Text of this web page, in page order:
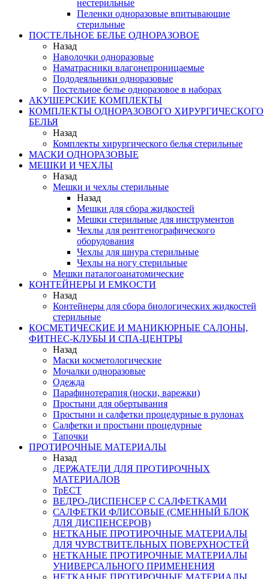
нестерильные
Пеленки одноразовые впитывающие
стерильные
ПОСТЕЛЬНОЕ БЕЛЬЕ ОДНОРАЗОВОЕ
Назад
Наволочки одноразовые
Наматрасники влагонепроницаемые
Пододеяльники одноразовые
Постельное белье одноразовое в наборах
АКУШЕРСКИЕ КОМПЛЕКТЫ
КОМПЛЕКТЫ ОДНОРАЗОВОГО ХИРУРГИЧЕСКОГО
БЕЛЬЯ
Назад
Комплекты хирургического белья стерильные
МАСКИ ОДНОРАЗОВЫЕ
МЕШКИ И ЧЕХЛЫ
Назад
Мешки и чехлы стерильные
Назад
Мешки для сбора жидкостей
Мешки стерильные для инструментов
Чехлы для рентгенографического
оборудования
Чехлы для шнура стерильные
Чехлы на ногу стерильные
Мешки паталогоанатомические
КОНТЕЙНЕРЫ И ЕМКОСТИ
Назад
Контейнеры для сбора биологических жидкостей
стерильные
КОСМЕТИЧЕСКИЕ И МАНИКЮРНЫЕ САЛОНЫ,
ФИТНЕС-КЛУБЫ И СПА-ЦЕНТРЫ
Назад
Маски косметологические
Мочалки одноразовые
Одежда
Парафинотерапия (носки, варежки)
Простыни для обертывания
Простыни и салфетки процедурные в рулонах
Салфетки и простыни процедурные
Тапочки
ПРОТИРОЧНЫЕ МАТЕРИАЛЫ
Назад
ДЕРЖАТЕЛИ ДЛЯ ПРОТИРОЧНЫХ
МАТЕРИАЛОВ
ТрЕСТ
ВЕДРО-ДИСПЕНСЕР С САЛФЕТКАМИ
САЛФЕТКИ ФЛИСОВЫЕ (СМЕННЫЙ БЛОК
ДЛЯ ДИСПЕНСЕРОВ)
НЕТКАНЫЕ ПРОТИРОЧНЫЕ МАТЕРИАЛЫ
ДЛЯ ЧУВСТВИТЕЛЬНЫХ ПОВЕРХНОСТЕЙ
НЕТКАНЫЕ ПРОТИРОЧНЫЕ МАТЕРИАЛЫ
УНИВЕРСАЛЬНОГО ПРИМЕНЕНИЯ
НЕТКАНЫЕ ПРОТИРОЧНЫЕ МАТЕРИАЛЫ